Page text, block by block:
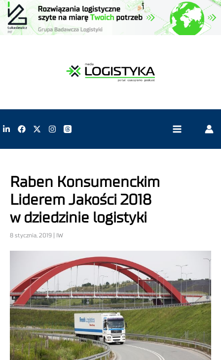
Raben Konsumenckim
Liderem Jakości 2018
w dziedzinie logistyki
8 stycznia, 2019 | IW